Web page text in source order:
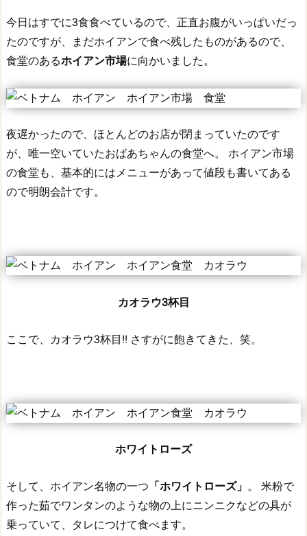
今日はすでに3食食べているので、正直お腹がいっぱいだっ
たのですが、まだホイアンで食べ残したものがあるので、
食堂のあるホイアン市場に向かいました。
夜遅かったので、ほとんどのお店が閉まっていたのです
が、唯一空いていたおばあちゃんの食堂へ。
ホイアン市場
の食堂も、基本的にはメニューがあって値段も書いてある
ので明朗会計です。
カオラウ3杯目
ここで、カオラウ3杯目!! さすがに飽きてきた、笑。
ホワイトローズ
そして、ホイアン名物の一つ 「ホワイトローズ」 。
米粉で
作った茹でワンタンのような物の上にニンニクなどの具が
乗っていて、タレにつけて食べます。